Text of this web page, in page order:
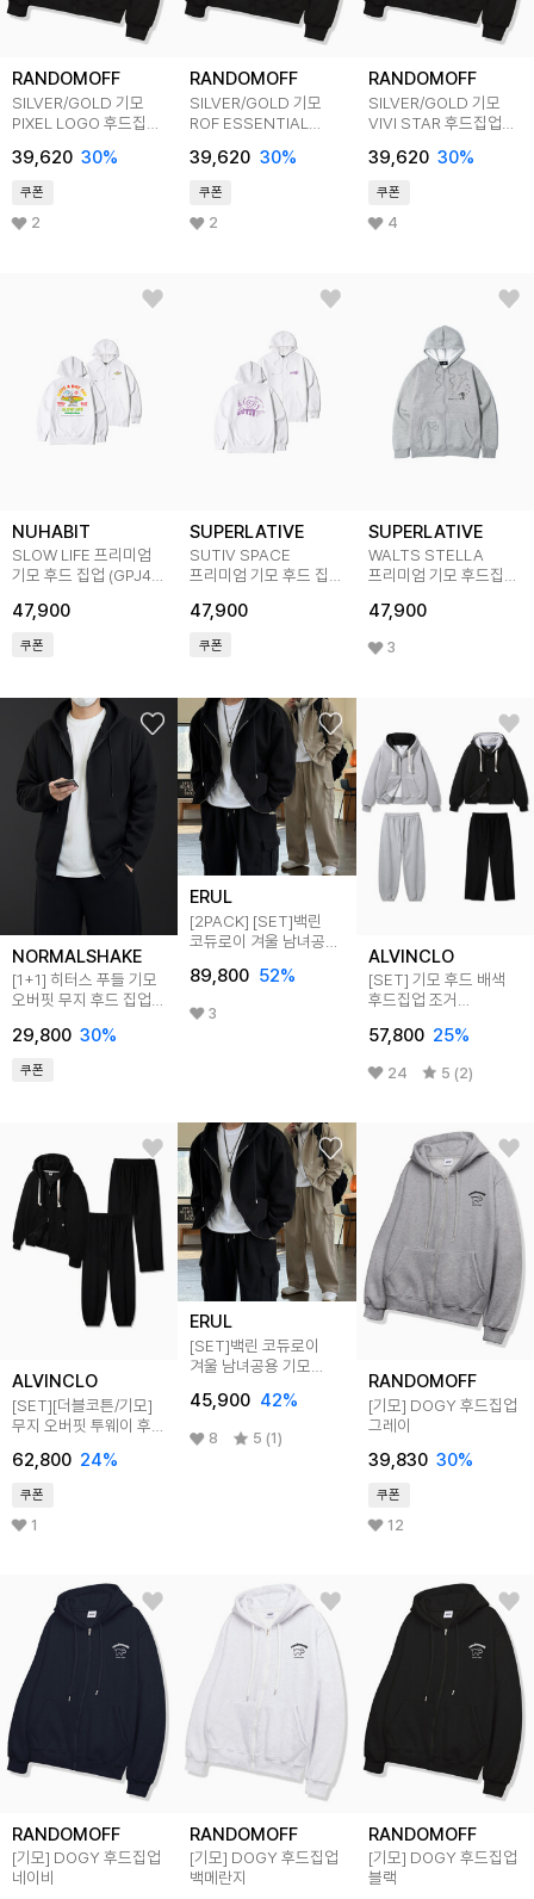
RANDOMOFF
SILVER/GOLD 기모
PIXEL LOGO 후드집업
39,620 30%
쿠폰
2
RANDOMOFF
SILVER/GOLD 기모
ROF ESSENTIAL
39,620 30%
쿠폰
2
RANDOMOFF
SILVER/GOLD 기모
VIVI STAR 후드집업
39,620 30%
쿠폰
4
NUHABIT
SLOW LIFE 프리미엄
기모 후드 집업 (GPJ4-
47,900
쿠폰
SUPERLATIVE
SUTIV SPACE
프리미엄 기모 후드 집업
47,900
쿠폰
SUPERLATIVE
WALTS STELLA
프리미엄 기모 후드집업
47,900
3
NORMALSHAKE
[1+1] 히터스 푸들 기모
오버핏 무지 후드 집업
29,800 30%
쿠폰
ERUL
[2PACK] [SET]백린
코듀로이 겨울 남녀공용
팬츠 5colors
89,800 52%
3
ALVINCLO
[SET] 기모 후드 배색
후드집업 조거
57,800 25%
24 5 (2)
ALVINCLO
[SET][더블코튼/기모]
무지 오버핏 투웨이 후드
팬츠 셋업
62,800 24%
쿠폰
1
ERUL
[SET]백린 코듀로이
겨울 남녀공용 기모
5colors
45,900 42%
8 5 (1)
RANDOMOFF
[기모] DOGY 후드집업
그레이
39,830 30%
쿠폰
12
RANDOMOFF
[기모] DOGY 후드집업
네이비
RANDOMOFF
[기모] DOGY 후드집업
백메란지
RANDOMOFF
[기모] DOGY 후드집업
블랙